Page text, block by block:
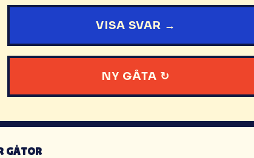
VISA SVAR →
NY GÅTA ↻
GÅTOR